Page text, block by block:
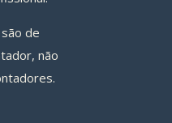
de
não